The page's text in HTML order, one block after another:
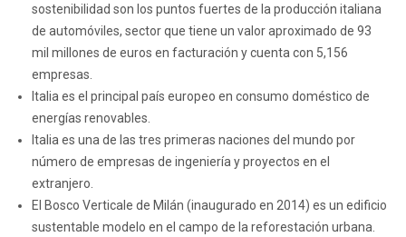
sostenibilidad son los puntos fuertes de la producción italiana
de automóviles, sector que tiene un valor aproximado de 93
mil millones de euros en facturación y cuenta con 5,156
empresas.
Italia es el principal país europeo en consumo doméstico de
energías renovables.
Italia es una de las tres primeras naciones del mundo por
número de empresas de ingeniería y proyectos en el
extranjero.
El Bosco Verticale de Milán (inaugurado en 2014) es un edificio
sustentable modelo en el campo de la reforestación urbana.